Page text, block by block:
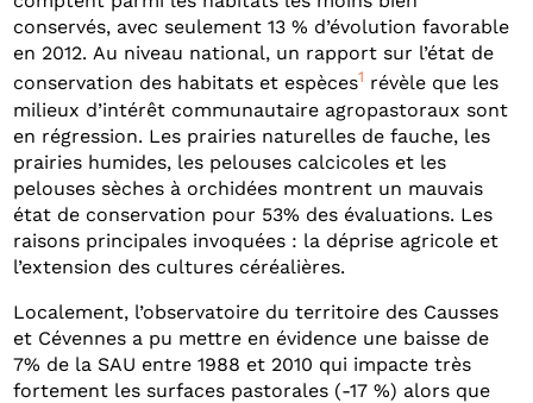
conservés, avec seulement 13 % d’évolution favorable
en 2012. Au niveau national, un rapport sur l’état de
conservation des habitats et espèces1 révèle que les
milieux d’intérêt communautaire agropastoraux sont
en régression. Les prairies naturelles de fauche, les
prairies humides, les pelouses calcicoles et les
pelouses sèches à orchidées montrent un mauvais
état de conservation pour 53% des évaluations. Les
raisons principales invoquées : la déprise agricole et
l’extension des cultures céréalières.
Localement, l’observatoire du territoire des Causses
et Cévennes a pu mettre en évidence une baisse de
7% de la SAU entre 1988 et 2010 qui impacte très
fortement les surfaces pastorales (-17 %) alors que